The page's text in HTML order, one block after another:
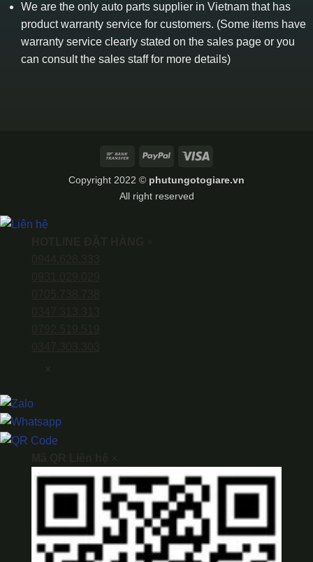
We are the only auto parts supplier in Vietnam that has
product warranty service for customers. (Some items have
warranty service clearly stated on the sales page or you
can consult the sales staff for more details)
Bank
PayPal
Copyright 2022 © phutungotogiare.vn
All right reserved